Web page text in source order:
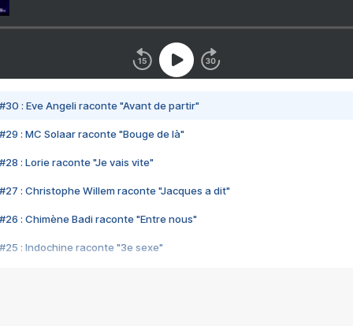
#30 : Eve Angeli raconte "Avant de partir"
#29 : MC Solaar raconte "Bouge de là"
#28 : Lorie raconte "Je vais vite"
#27 : Christophe Willem raconte "Jacques a dit"
#26 : Chimène Badi raconte "Entre nous"
#25 : Indochine raconte "3e sexe"